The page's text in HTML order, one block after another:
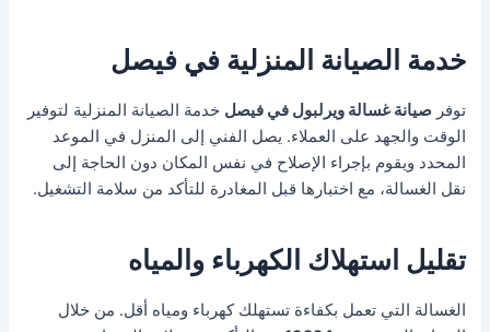
خدمة الصيانة المنزلية في فيصل
توفرصيانة غسالة ويرلبول في فيصل خدمة الصيانة المنزلية لتوفير
الوقت والجهد على العملاء. يصل الفني إلى المنزل في الموعد
المحدد ويقوم بإجراء الإصلاح في نفس المكان دون الحاجة إلى
نقل الغسالة، مع اختبارها قبل المغادرة للتأكد من سلامة التشغيل.
تقليل استهلاك الكهرباء والمياه
الغسالة التي تعمل بكفاءة تستهلك كهرباء ومياه أقل. من خلال